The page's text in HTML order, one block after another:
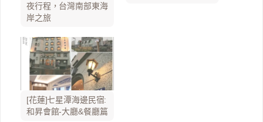
夜行程，台灣南部東海
岸之旅
[花蓮]七星潭海邊民宿:
和昇會館-大廳&餐廳篇